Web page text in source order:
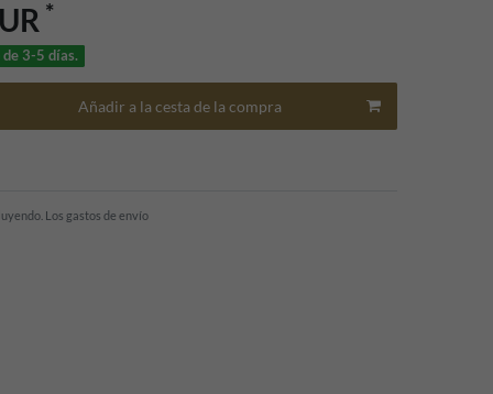
*
3-5 días.
Añadir a la cesta de la compra
Los gastos de envío